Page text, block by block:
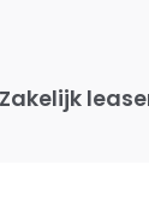
Zakelijk